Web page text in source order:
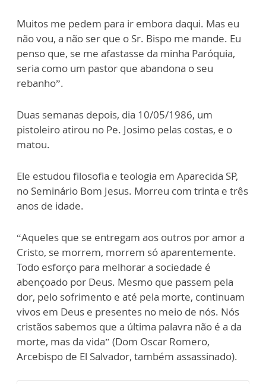
Muitos me pedem para ir embora daqui. Mas eu
não vou, a não ser que o Sr. Bispo me mande. Eu
penso que, se me afastasse da minha Paróquia,
seria como um pastor que abandona o seu
rebanho”.
Duas semanas depois, dia 10/05/1986, um
pistoleiro atirou no Pe. Josimo pelas costas, e o
matou.
Ele estudou filosofia e teologia em Aparecida SP,
no Seminário Bom Jesus. Morreu com trinta e três
anos de idade.
“Aqueles que se entregam aos outros por amor a
Cristo, se morrem, morrem só aparentemente.
Todo esforço para melhorar a sociedade é
abençoado por Deus. Mesmo que passem pela
dor, pelo sofrimento e até pela morte, continuam
vivos em Deus e presentes no meio de nós. Nós
cristãos sabemos que a última palavra não é a da
morte, mas da vida” (Dom Oscar Romero,
Arcebispo de El Salvador, também assassinado).